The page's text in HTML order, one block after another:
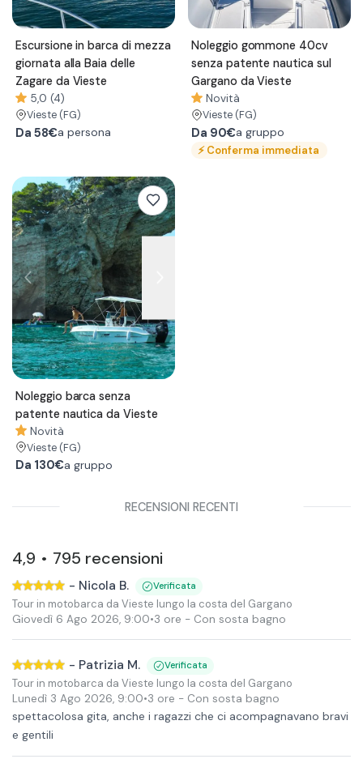
Escursione in barca di mezza
giornata alla Baia delle
Zagare da Vieste
5,0 (4)
Vieste (FG)
Da 58€a persona
Noleggio gommone 40cv
senza patente nautica sul
Gargano da Vieste
Novità
Vieste (FG)
Da 90€a gruppo
⚡Conferma immediata
Noleggio barca senza
patente nautica da Vieste
Novità
Vieste (FG)
Da 130€a gruppo
RECENSIONI RECENTI
4,9 • 795 recensioni
- Nicola B. Verificata
Tour in motobarca da Vieste lungo la costa del Gargano
Giovedì 6 Ago 2026, 9:00•3 ore - Con sosta bagno
- Patrizia M. Verificata
Tour in motobarca da Vieste lungo la costa del Gargano
Lunedì 3 Ago 2026, 9:00•3 ore - Con sosta bagno
spettacolosa gita, anche i ragazzi che ci acompagnavano bravi
e gentili